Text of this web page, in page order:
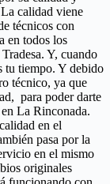
calidad viene
técnicos con
en todos los
Y, cuando
tu tiempo. Y debido
técnico, ya que
para poder darte
La Rinconada.
en el
pasa por la
en el mismo
originales